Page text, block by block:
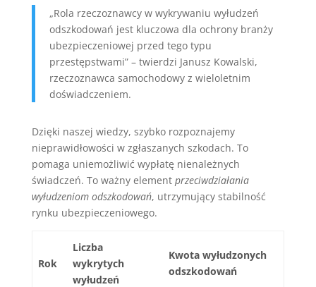
„Rola rzeczoznawcy w wykrywaniu wyłudzeń
odszkodowań jest kluczowa dla ochrony branży
ubezpieczeniowej przed tego typu
przestępstwami” – twierdzi Janusz Kowalski,
rzeczoznawca samochodowy z wieloletnim
doświadczeniem.
Dzięki naszej wiedzy, szybko rozpoznajemy
nieprawidłowości w zgłaszanych szkodach. To
pomaga uniemożliwić wypłatę nienależnych
świadczeń. To ważny element przeciwdziałania
wyłudzeniom odszkodowań, utrzymujący stabilność
rynku ubezpieczeniowego.
Rok
Liczba
wykrytych
wyłudzeń
Kwota wyłudzonych
odszkodowań